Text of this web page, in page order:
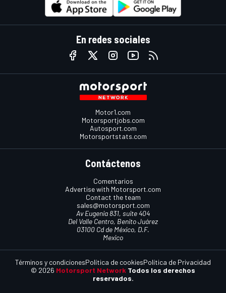
En redes sociales
Motor1.com
Motorsportjobs.com
Autosport.com
Motorsportstats.com
Contáctenos
Comentarios
Advertise with Motorsport.com
Contact the team
sales@motorsport.com
Av Eugenia 831, suite 404
Del Valle Centro, Benito Juárez
03100 Cd de México, D.F.
Mexico
© 2026 Motorsport Network Todos los derechos
reservados.
Términos y condicionesPolítica de cookiesPolítica de Privacidad